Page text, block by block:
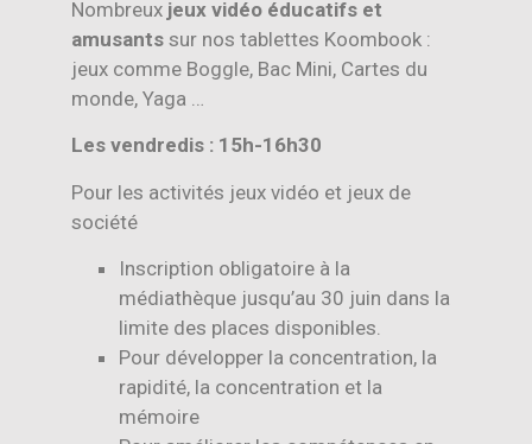
Nombreux jeux vidéo éducatifs et
amusants sur nos tablettes Koombook :
jeux comme Boggle, Bac Mini, Cartes du
monde, Yaga …
Les vendredis : 15h-16h30
Pour les activités jeux vidéo et jeux de
société
Inscription obligatoire à la
médiathèque jusqu’au 30 juin dans la
limite des places disponibles.
Pour développer la concentration, la
rapidité, la concentration et la
mémoire